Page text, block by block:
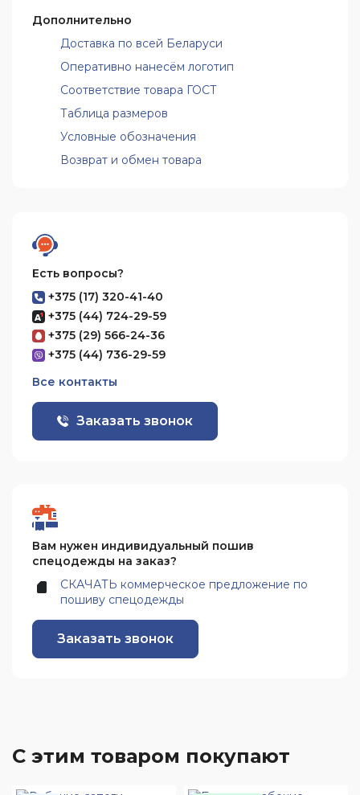
Дополнительно
Доставка по всей Беларуси
Оперативно нанесём логотип
Соответствие товара ГОСТ
Таблица размеров
Условные обозначения
Возврат и обмен товара
Есть вопросы?
+375 (17) 320-41-40
+375 (44) 724-29-59
+375 (29) 566-24-36
+375 (44) 736-29-59
Все контакты
Заказать звонок
Вам нужен индивидуальный пошив
спецодежды на заказ?
СКАЧАТЬ коммерческое предложение по
пошиву спецодежды
Заказать звонок
С этим товаром покупают